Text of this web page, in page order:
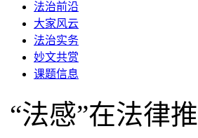
法治前沿
大家风云
法治实务
妙文共赏
课题信息
“法感”在法律